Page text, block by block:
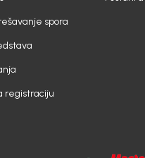
spora
registraciju